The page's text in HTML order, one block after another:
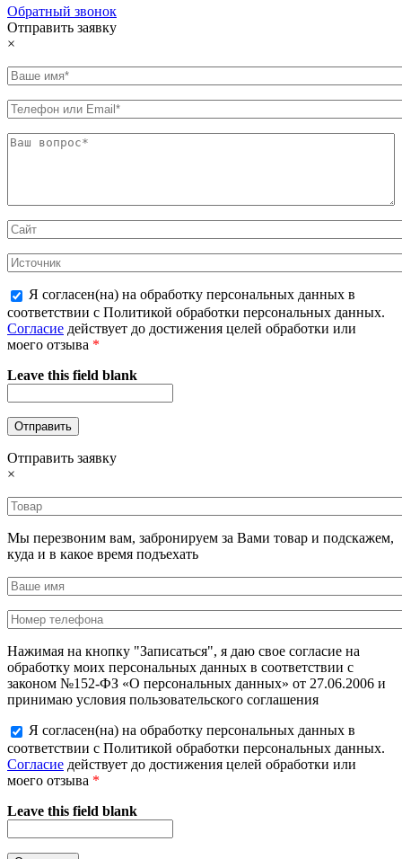
Обратный звонок
Отправить заявку
×
Я согласен(на) на обработку персональных данных в
соответствии с Политикой обработки персональных данных.
Согласие действует до достижения целей обработки или
моего отзыва *
Leave this field blank
Отправить заявку
×
Мы перезвоним вам, забронируем за Вами товар и подскажем,
куда и в какое время подъехать
Нажимая на кнопку "Записаться", я даю свое согласие на
обработку моих персональных данных в соответствии с
законом №152-ФЗ «О персональных данных» от 27.06.2006 и
принимаю условия пользовательского соглашения
Я согласен(на) на обработку персональных данных в
соответствии с Политикой обработки персональных данных.
Согласие действует до достижения целей обработки или
моего отзыва *
Leave this field blank